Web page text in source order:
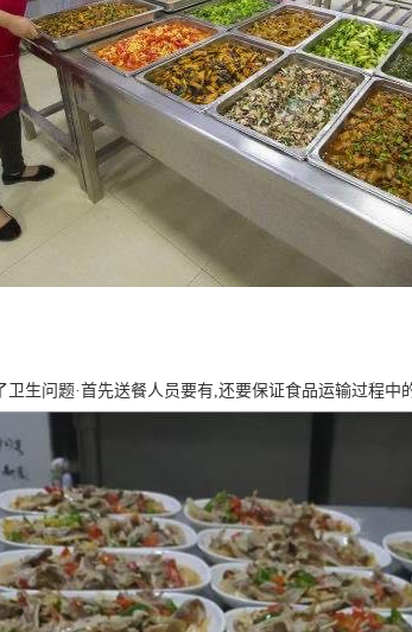
生问题·首先送餐人员要有,还要保证食品运输过程中